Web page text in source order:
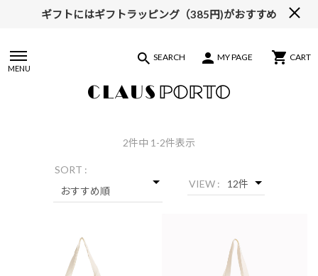
ギフトにはギフトラッピング（385円)がおすすめ
MENU
SEARCH MY PAGE CART
2件中 1-2件表示
SORT :
VIEW :